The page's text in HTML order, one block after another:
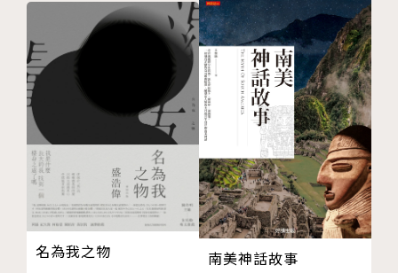
【故事介紹】
如果人與人之間的關係，能藉由品味同一本書而昇華，
為你和重要的「那個人」重繫連結的，會是哪一本書
呢？
小小的車站書店「金曜堂」，卻擁有廢棄月台改造的龐
大地下書庫，傳聞一定能在這裡找到「想看」的書。然
而，豐富的藏書並不是祕密，熱情純真的店長槇乃、寡
言細心的店員栖川、豪爽率直的老闆靖幸，以及春天剛
名為我之物 南美神話故事